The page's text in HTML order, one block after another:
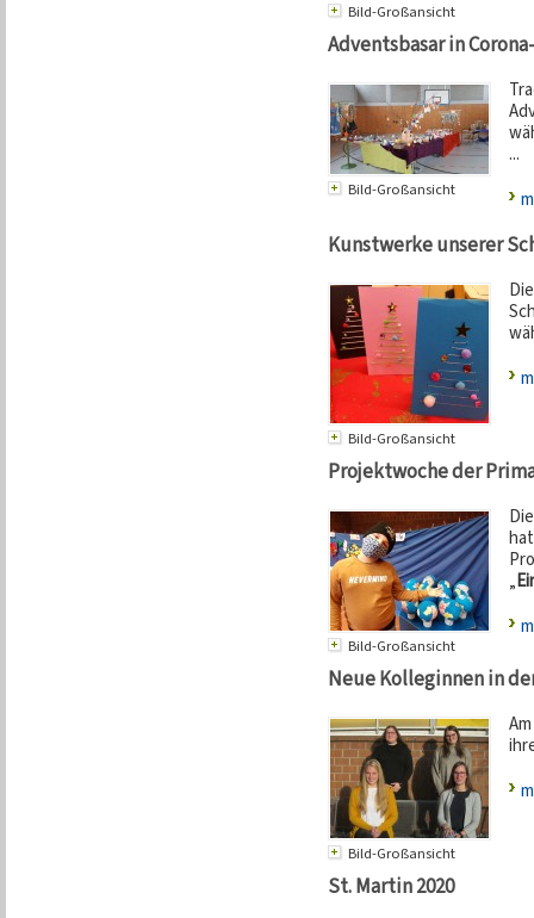
Bild-Großansicht
Adventsbasar in
Bild-Großansicht
...
Kunstwerke unserer
Bild-Großansicht
Projektwoche der
Bild-Großansicht
„
Neue Kolleginnen in
Bild-Großansicht
St. Martin 2020